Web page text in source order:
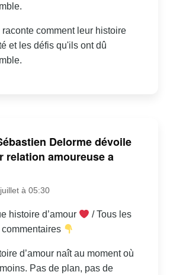
raconte comment leur histoire
et les défis qu'ils ont dû
Delorme dévoile
relation amoureuse a
à 05:30
histoire d’amour
/ Tous les
d’amour naît au moment où
Pas de plan, pas de